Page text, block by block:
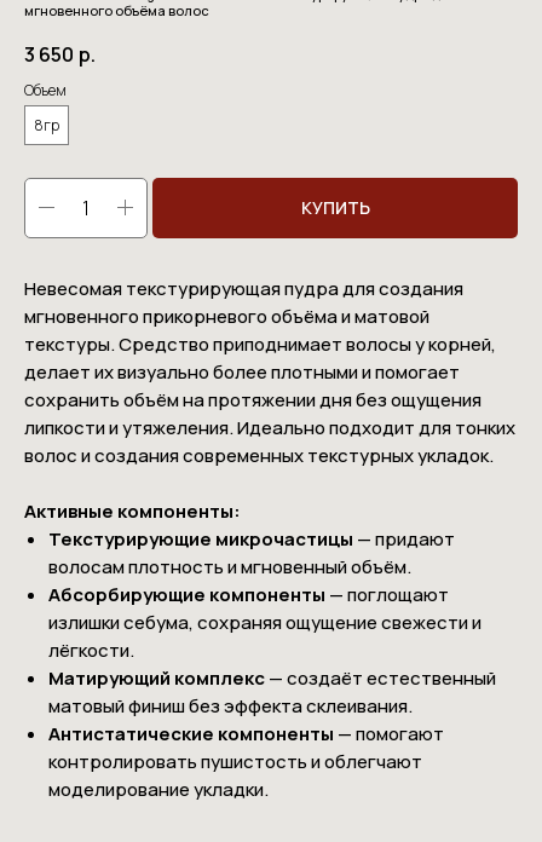
мгновенного объёма волос
3 650 р.
Объем
8гр
КУПИТЬ
Невесомая текстурирующая пудра для создания
мгновенного прикорневого объёма и матовой
текстуры. Средство приподнимает волосы у корней,
делает их визуально более плотными и помогает
сохранить объём на протяжении дня без ощущения
липкости и утяжеления. Идеально подходит для тонких
волос и создания современных текстурных укладок.
Активные компоненты:
Текстурирующие микрочастицы — придают
волосам плотность и мгновенный объём.
Абсорбирующие компоненты — поглощают
излишки себума, сохраняя ощущение свежести и
лёгкости.
Матирующий комплекс— создаёт естественный
матовый финиш без эффекта склеивания.
Антистатические компоненты — помогают
контролировать пушистость и облегчают
моделирование укладки.